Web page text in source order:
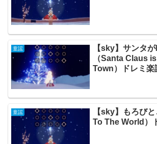
童謡
【sky】サンタ
（Santa Claus
Town）ドレミ楽
童謡
【sky】もろび
To The World）